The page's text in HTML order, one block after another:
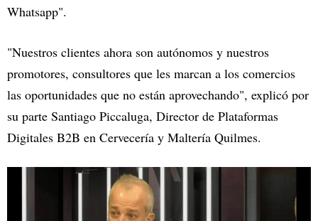
Whatsapp".
"Nuestros clientes ahora son autónomos y nuestros
promotores, consultores que les marcan a los comercios
las oportunidades que no están aprovechando", explicó por
su parte Santiago Piccaluga, Director de Plataformas
Digitales B2B en Cervecería y Maltería Quilmes.